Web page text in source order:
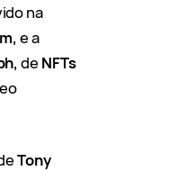
na
e a
deNFTs
Tony